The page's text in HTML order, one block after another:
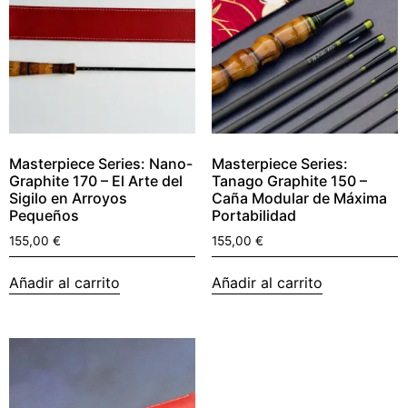
Masterpiece Series: Nano-
Graphite 170 – El Arte del
Sigilo en Arroyos
Pequeños
155,00 €
Añadir al carrito
Masterpiece Series:
Tanago Graphite 150 –
Caña Modular de Máxima
Portabilidad
155,00 €
Añadir al carrito